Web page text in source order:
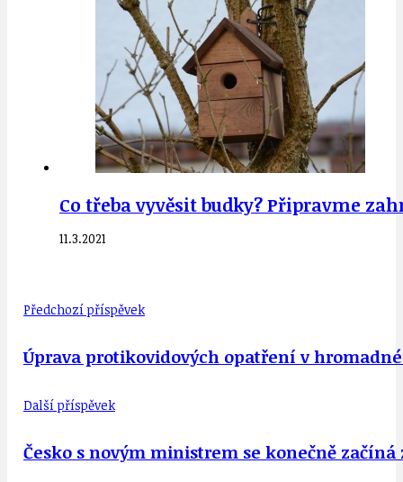
Co třeba vyvěsit budky? Připravme
11.3.2021
Předchozí příspěvek
Úprava protikovidových opatření v
Další příspěvek
Česko s novým ministrem se konečně